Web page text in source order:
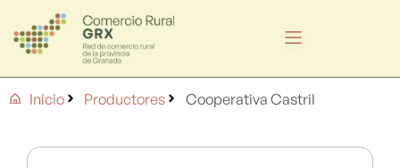
contenido
Inicio Productores Cooperativa Castril